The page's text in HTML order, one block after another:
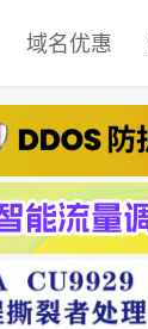
域名优惠